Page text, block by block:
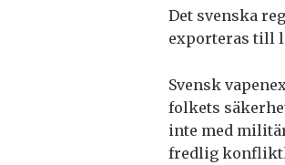
Det svenska
exporteras till
Svensk
folkets
inte med
fredlig